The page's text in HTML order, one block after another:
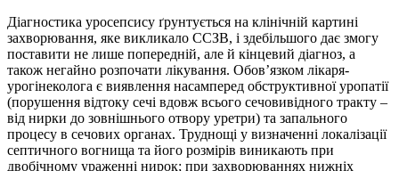
Діагностика уросепсису ґрунтується на клінічній картині
захворювання, яке викликало ССЗВ, і здебільшого дає змогу
поставити не лише попередній, але й кінцевий діагноз, а
також негайно розпочати лікування. Обов’язком лікаря-
урогінеколога є виявлення насамперед обструктивної уропатії
(порушення відтоку сечі вдовж всього сечовивідного тракту –
від нирки до зовнішнього отвору уретри) та запального
процесу в сечових органах. Труднощі у визначенні локалізації
септичного вогнища та його розмірів виникають при
двобічному ураженні нирок; при захворюваннях нижніх